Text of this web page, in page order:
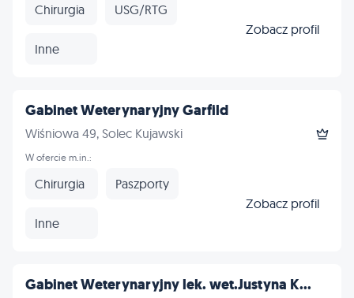
Chirurgia USG/RTG
Inne
Zobacz profil
Gabinet Weterynaryjny Garfild
Wiśniowa 49, Solec Kujawski
W ofercie m.in.:
Chirurgia Paszporty
Inne
Zobacz profil
Gabinet Weterynaryjny lek. wet.Justyna K...